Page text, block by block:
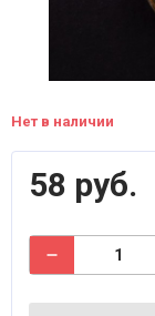
Нет в наличии
58 руб.